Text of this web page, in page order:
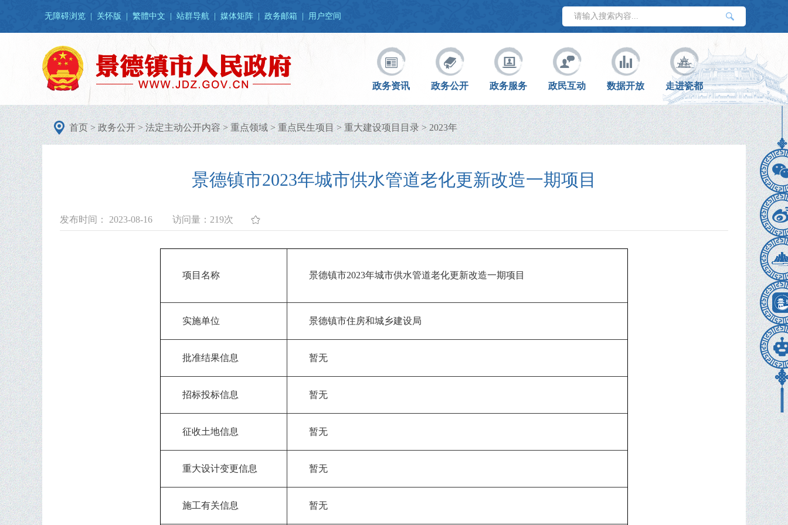
无障碍浏览 关怀版 繁體中文 站群导航 媒体矩阵 政务邮箱 用户空间
政务资讯 政务公开 政务服务 政民互动 数据开放 走进瓷都
首页>政务公开>法定主动公开内容>重点领域>重点民生项目 >重大建设项目目录>2023年
景德镇市2023年城市供水管道老化更新改造一期项目
发布时间： 2023-08-16 访问量： 219次
项目名称 景德镇市2023年城市供水管道老化更新改造一期项目
实施单位 景德镇市住房和城乡建设局
批准结果信息 暂无
招标投标信息 暂无
征收土地信息 暂无
重大设计变更信息 暂无
施工有关信息 暂无